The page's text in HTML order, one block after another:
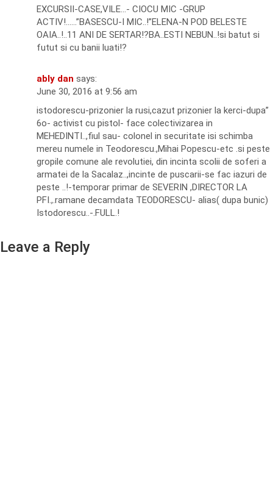
EXCURSII-CASE,VILE…- CIOCU MIC -GRUP
ACTIV!……”BASESCU-I MIC..!”ELENA-N POD BELESTE
OAIA..!..11 ANI DE SERTAR!?BA..ESTI NEBUN..!si batut si
futut si cu banii luati!?
ably dan says:
June 30, 2016 at 9:56 am
istodorescu-prizonier la rusi,cazut prizonier la kerci-dupa”
6o- activist cu pistol- face colectivizarea in
MEHEDINTI..,fiul sau- colonel in securitate isi schimba
mereu numele in Teodorescu.,Mihai Popescu-etc .si peste
gropile comune ale revolutiei, din incinta scolii de soferi a
armatei de la Sacalaz..,incinte de puscarii-se fac iazuri de
peste ..!-temporar primar de SEVERIN ,DIRECTOR LA
PFI.,.ramane decamdata TEODORESCU- alias( dupa bunic)
Istodorescu..-.FULL.!
Leave a Reply